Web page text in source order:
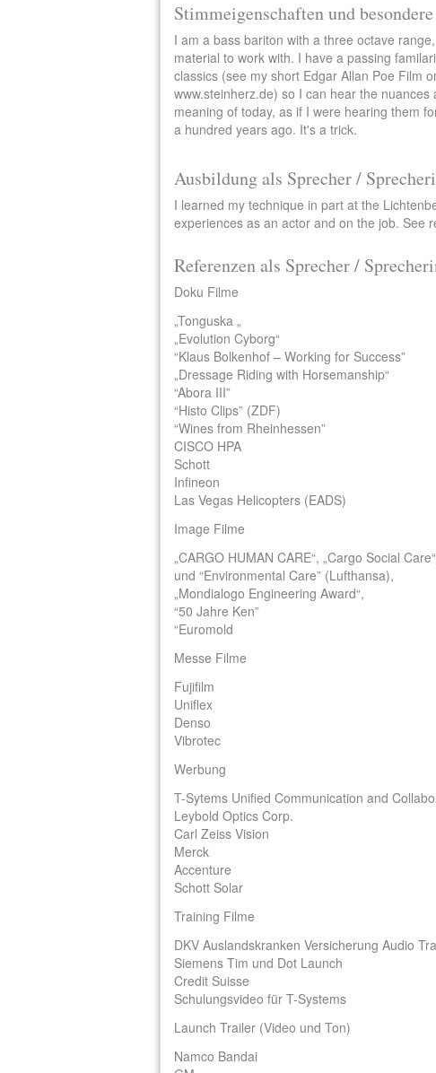
Stimmeigenschaften und
I am a bass bariton with a three octave
material to work with. I have a passing
classics (see my short Edgar Allan Poe Film
www.steinherz.de) so I can hear the nuances
meaning of today, as if I were hearing them
a hundred years ago. It's a trick.
Ausbildung als Sprecher /
I learned my technique in part at the
experiences as an actor and on the job. See
Referenzen als Sprecher /
Doku Filme
„Tonguska „
„Evolution Cyborg“
“Klaus Bolkenhof – Working for Success”
„Dressage Riding with Horsemanship“
“Abora III”
“Histo Clips” (ZDF)
“Wines from Rheinhessen”
CISCO HPA
Schott
Infineon
Las Vegas Helicopters (EADS)
Image Filme
„CARGO HUMAN CARE“, „Cargo Social
und “Environmental Care” (Lufthansa),
„Mondialogo Engineering Award“,
“50 Jahre Ken”
“Euromold
Messe Filme
Fujifilm
Uniflex
Denso
Vibrotec
Werbung
T-Sytems Unified Communication and
Leybold Optics Corp.
Carl Zeiss Vision
Merck
Accenture
Schott Solar
Training Filme
DKV Auslandskranken Versicherung Audio
Siemens Tim und Dot Launch
Credit Suisse
Schulungsvideo für T-Systems
Launch Trailer (Video und Ton)
Namco Bandai